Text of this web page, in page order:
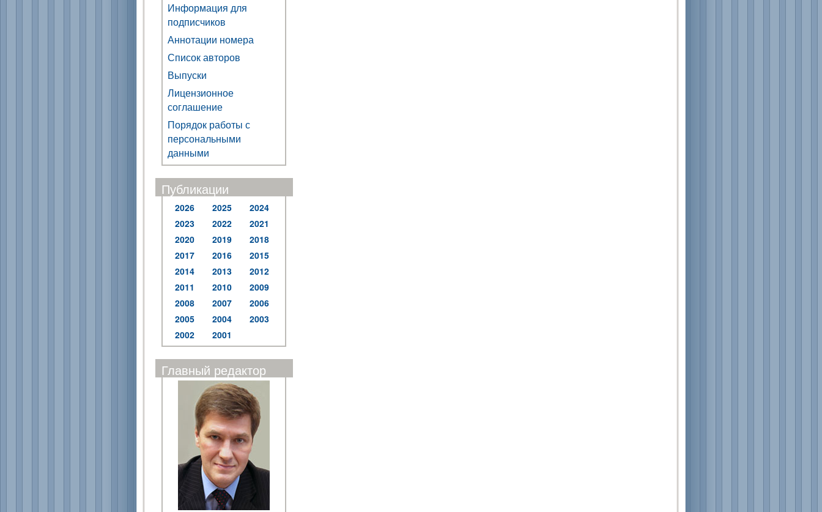
Информация для
подписчиков
Аннотации номера
Список авторов
Выпуски
Лицензионное
соглашение
Порядок работы с
персональными
данными
Публикации
2026 2025
2024
2023
2022
2021
2020
2019
2018
2017
2016
2015
2014
2013
2012
2011
2010
2009
2008
2007
2006
2005
2004
2003
2002
2001
Главный редактор